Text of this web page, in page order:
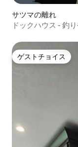
サツマの離れ
ドックハウス - 釣
ゲストチョイス
ゲストチョイス